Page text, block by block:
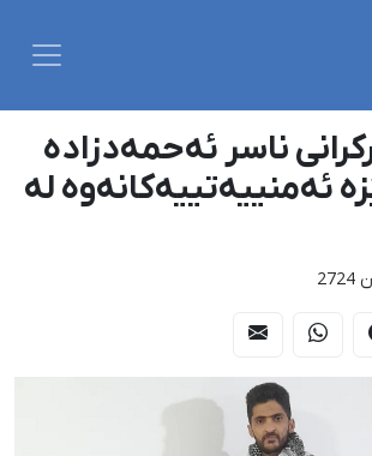
ناسر ئەحمەدزادە
ئەمنییەتییەکانەوە لە